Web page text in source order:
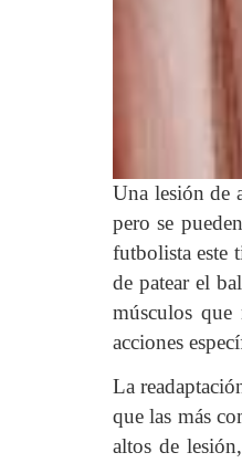
Una lesión de
pero se
futbolista este
de patear el
músculos
acciones
La
que las más
altos de